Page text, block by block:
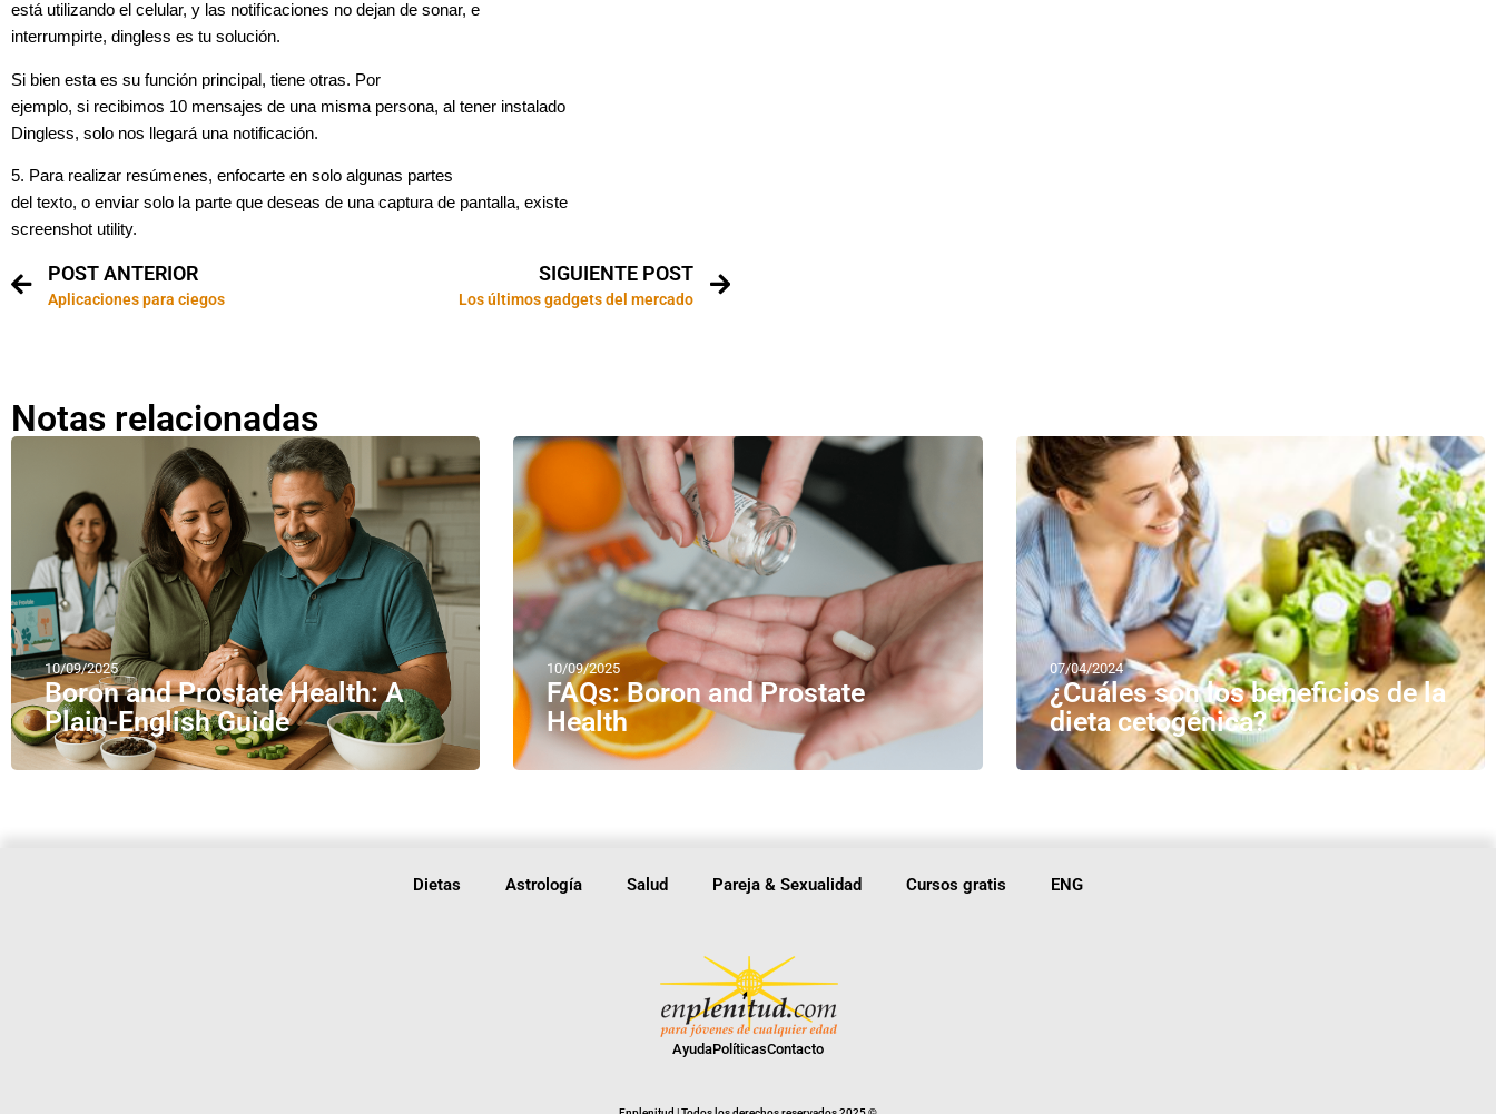
está utilizando el celular, y las notificaciones no dejan de sonar, e
interrumpirte, dingless es tu solución.
Si bien esta es su función principal, tiene otras. Por
ejemplo, si recibimos 10 mensajes de una misma persona, al tener instalado
Dingless, solo nos llegará una notificación.
5. Para realizar resúmenes, enfocarte en solo algunas partes
del texto, o enviar solo la parte que deseas de una captura de pantalla, existe
screenshot utility.
POST ANTERIOR
Aplicaciones para ciegos
SIGUIENTE POST
Los últimos gadgets del mercado
Notas relacionadas
10/09/2025
Boron and Prostate Health: A
Plain-English Guide
10/09/2025
FAQs: Boron and Prostate
Health
07/04/2024
¿Cuáles son los beneficios de la
dieta cetogénica?
Dietas Astrología Salud Pareja & Sexualidad Cursos gratis ENG
AyudaPolíticasContacto